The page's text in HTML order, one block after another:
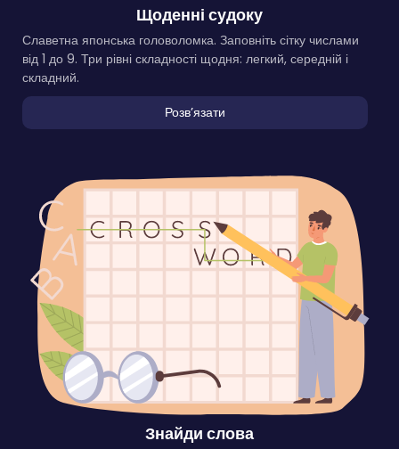
Щоденні судоку
Славетна японська головоломка. Заповніть сітку числами
від 1 до 9. Три рівні складності щодня: легкий, середній і
складний.
Розвʼязати
Знайди слова